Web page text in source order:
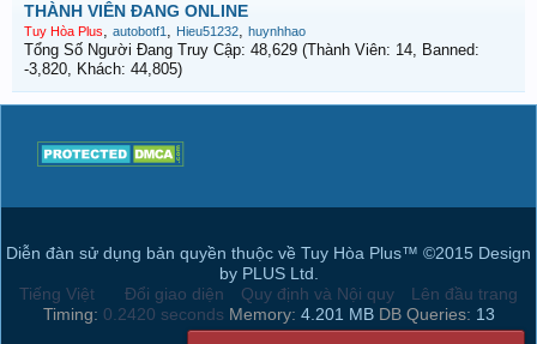
THÀNH VIÊN ĐANG ONLINE
Tuy Hòa Plus, autobotf1 , Hieu51232, huynhhao
Tổng Số Người Đang Truy Cập: 48,629 (Thành Viên: 14, Banned:
-3,820, Khách: 44,805)
Diễn đàn sử dụng bản quyền thuộc về Tuy Hòa Plus™ ©2015 Design
by PLUS Ltd.
Tiếng Việt
Đổi giao diện Quy định và Nội quy
Lên đầu trang
Timing: 0.2420 seconds Memory: 4.201 MB DB Queries: 13